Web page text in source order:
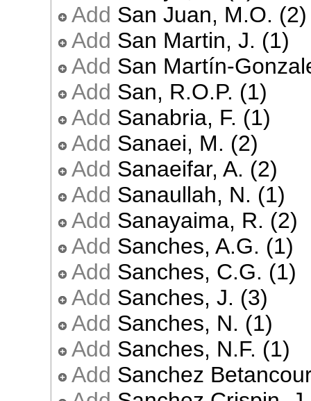
Add San Juan, M.O. (2)
Add San Martin, J. (1)
Add San Martín-
Add San, R.O.P. (1)
Add Sanabria, F. (1)
Add Sanaei, M. (2)
Add Sanaeifar, A. (2)
Add Sanaullah, N. (1)
Add Sanayaima, R. (2)
Add Sanches, A.G. (1)
Add Sanches, C.G. (1)
Add Sanches, J. (3)
Add Sanches, N. (1)
Add Sanches, N.F. (1)
Add Sanchez